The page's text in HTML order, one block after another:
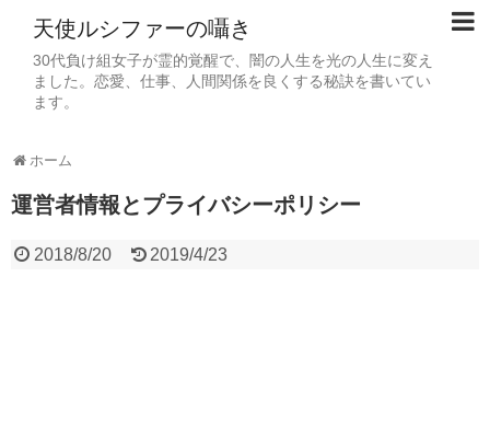
天使ルシファーの囁き
30代負け組女子が霊的覚醒で、闇の人生を光の人生に変え
ました。恋愛、仕事、人間関係を良くする秘訣を書いてい
ます。
ホーム
運営者情報とプライバシーポリシー
2018/8/20 2019/4/23